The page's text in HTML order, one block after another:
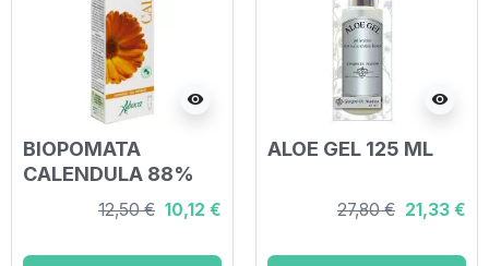
visibility
BIOPOMATA
CALENDULA 88%
12,50 € 10,12 €
visibility
ALOE GEL 125 ML
27,80 € 21,33 €